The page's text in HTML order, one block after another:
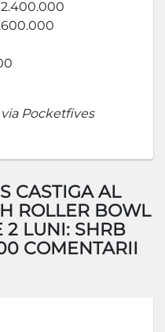
Pocketfives
CASTIGA AL
ROLLER BOWL
2 LUNI: SHRB
COMENTARII